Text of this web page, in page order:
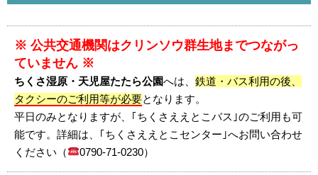
※ 公共交通機関はクリンソウ群生地までつながっ
ていません ※
ちくさ湿原・天児屋たたら公園へは、 鉄道・バス利用の後、
タクシーのご利用等が必要となります。
平日のみとなりますが、｢ちくさええとこバス｣のご利用も可
能です。詳細は、｢ちくさええとこセンター｣へお問い合わせ
ください（
0790-71-0230）